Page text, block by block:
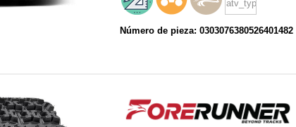
Número de pieza: 0303076380526401482